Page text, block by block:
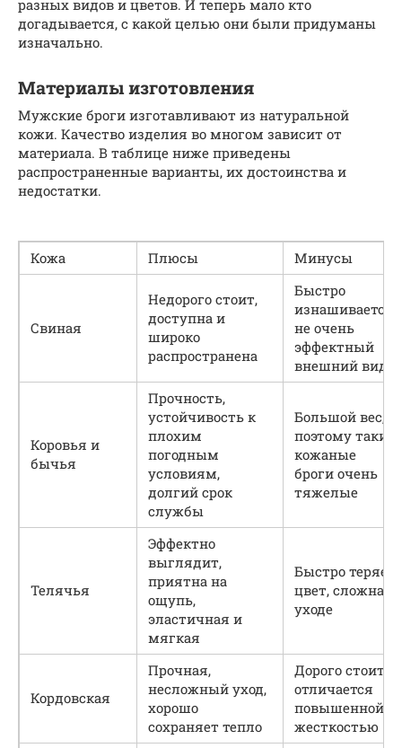
разных видов и цветов. И теперь мало кто
догадывается, с какой целью они были придуманы
изначально.
Материалы изготовления
Мужские броги изготавливают из натуральной
кожи. Качество изделия во многом зависит от
материала. В таблице ниже приведены
распространенные варианты, их достоинства и
недостатки.
Кожа Плюсы Минусы
Свиная
Недорого стоит,
доступна и
широко
распространена
Быстро
изнашивается,
не очень
эффектный
внешний вид
Коровья и
бычья
Прочность,
устойчивость к
плохим
погодным
условиям,
долгий срок
службы
Большой вес,
поэтому такие
кожаные
броги очень
тяжелые
Телячья
Эффектно
выглядит,
приятна на
ощупь,
эластичная и
мягкая
Быстро теряет
цвет, сложна в
уходе
Кордовская
Прочная,
несложный уход,
хорошо
сохраняет тепло
Дорого стоит,
отличается
повышенной
жесткостью